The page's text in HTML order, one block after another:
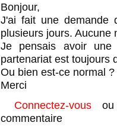
Bonjour,
J'ai fait une demande
plusieurs jours. Aucune
Je pensais avoir
partenariat est toujours
Ou bien est-ce normal ?
Merci
Connectez-vous
commentaire